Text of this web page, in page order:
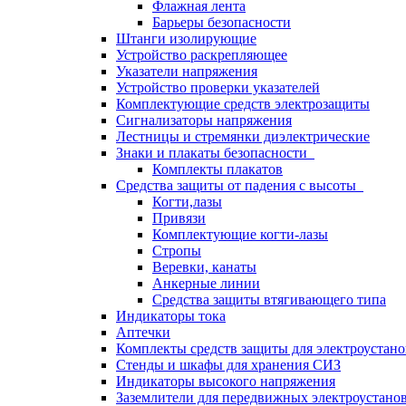
Флажная лента
Барьеры безопасности
Штанги изолирующие
Устройство раскрепляющее
Указатели напряжения
Устройство проверки указателей
Комплектующие средств электрозащиты
Сигнализаторы напряжения
Лестницы и стремянки диэлектрические
Знаки и плакаты безопасности
Комплекты плакатов
Средства защиты от падения с высоты
Когти,лазы
Привязи
Комплектующие когти-лазы
Стропы
Веревки, канаты
Анкерные линии
Средства защиты втягивающего типа
Индикаторы тока
Аптечки
Комплекты средств защиты для
Стенды и шкафы для хранения СИЗ
Индикаторы высокого напряжения
Заземлители для передвижных